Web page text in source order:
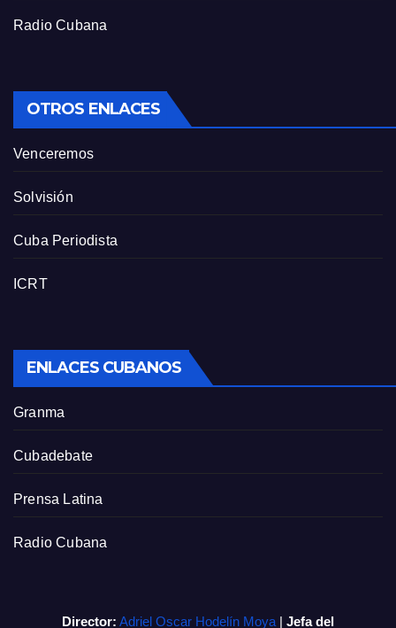
Radio Cubana
OTROS ENLACES
Venceremos
Solvisión
Cuba Periodista
ICRT
ENLACES CUBANOS
Granma
Cubadebate
Prensa Latina
Radio Cubana
Director: Adriel Oscar Hodelín Moya | Jefa del